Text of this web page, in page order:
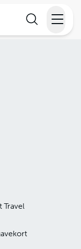
Travel